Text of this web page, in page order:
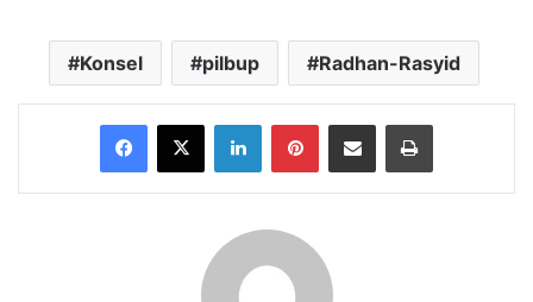
Konsel pilbup Radhan-Rasyid
Facebook
X LinkedInPinterestShare via Email Print